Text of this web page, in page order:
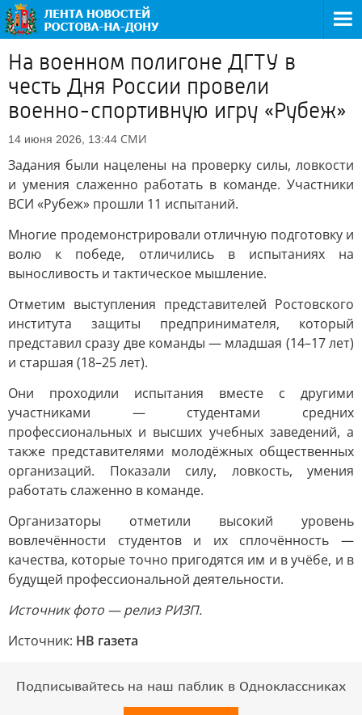
На военном полигоне ДГТУ в
честь Дня России провели
военно-спортивную игру «Рубеж»
14 июня 2026, 13:44 СМИ
Задания были нацелены на проверку силы, ловкости
и умения слаженно работать в команде. Участники
ВСИ «Рубеж» прошли 11 испытаний.
Многие продемонстрировали отличную подготовку и
волю к победе, отличились в испытаниях на
выносливость и тактическое мышление.
Отметим выступления представителей Ростовского
института защиты предпринимателя, который
представил сразу две команды — младшая (14–17 лет)
и старшая (18–25 лет).
Они проходили испытания вместе с другими
участниками — студентами средних
профессиональных и высших учебных заведений, а
также представителями молодёжных общественных
организаций. Показали силу, ловкость, умения
работать слаженно в команде.
Организаторы отметили высокий уровень
вовлечённости студентов и их сплочённость —
качества, которые точно пригодятся им и в учёбе, и в
будущей профессиональной деятельности.
Источник фото — релиз РИЗП.
Источник: НВ газета
Подписывайтесь на наш паблик в Одноклассниках